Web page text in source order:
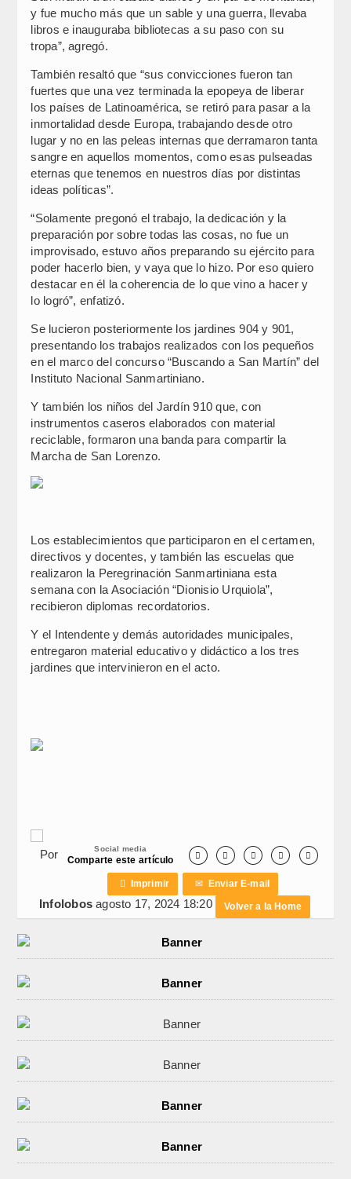
y fue mucho más que un sable y una guerra, llevaba
libros e inauguraba bibliotecas a su paso con su
tropa”, agregó.
También resaltó que “sus convicciones fueron tan
fuertes que una vez terminada la epopeya de liberar
los países de Latinoamérica, se retiró para pasar a la
inmortalidad desde Europa, trabajando desde otro
lugar y no en las peleas internas que derramaron tanta
sangre en aquellos momentos, como esas pulseadas
eternas que tenemos en nuestros días por distintas
ideas políticas”.
“Solamente pregonó el trabajo, la dedicación y la
preparación por sobre todas las cosas, no fue un
improvisado, estuvo años preparando su ejército para
poder hacerlo bien, y vaya que lo hizo. Por eso quiero
destacar en él la coherencia de lo que vino a hacer y
lo logró”, enfatizó.
Se lucieron posteriormente los jardines 904 y 901,
presentando los trabajos realizados con los pequeños
en el marco del concurso “Buscando a San Martín” del
Instituto Nacional Sanmartiniano.
Y también los niños del Jardín 910 que, con
instrumentos caseros elaborados con material
reciclable, formaron una banda para compartir la
Marcha de San Lorenzo.
Los establecimientos que participaron en el certamen,
directivos y docentes, y también las escuelas que
realizaron la Peregrinación Sanmartiniana esta
semana con la Asociación “Dionisio Urquiola”,
recibieron diplomas recordatorios.
Y el Intendente y demás autoridades municipales,
entregaron material educativo y didáctico a los tres
jardines que intervinieron en el acto.
Social media
Comparte este artículo     
 Imprimir ✉ Enviar E-mail
Por
Infolobos agosto 17, 2024 18:20 Volver a la Home